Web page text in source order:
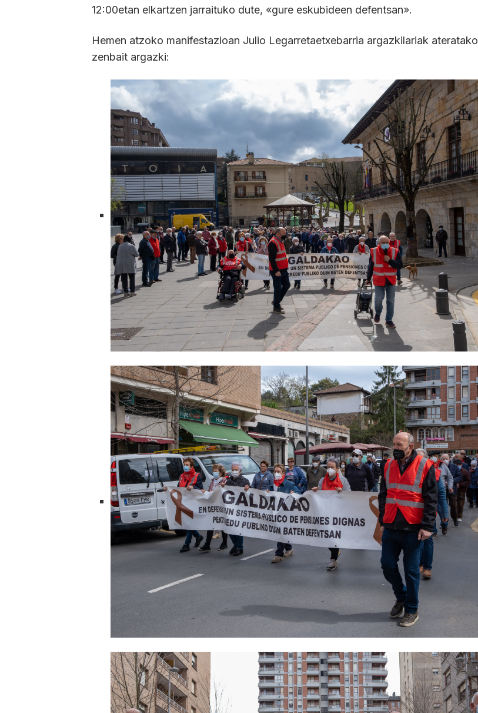
12:00etan elkartzen jarraituko dute, «gure eskubideen defentsan».
Hemen atzoko manifestazioan Julio Legarretaetxebarria argazkilariak ateratako
zenbait argazki: